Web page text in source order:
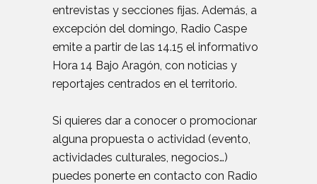
entrevistas y secciones fijas. Además, a
excepción del domingo, Radio Caspe
emite a partir de las 14.15 el informativo
Hora 14 Bajo Aragón, con noticias y
reportajes centrados en el territorio.
Si quieres dar a conocer o promocionar
alguna propuesta o actividad (evento,
actividades culturales, negocios…)
puedes ponerte en contacto con Radio